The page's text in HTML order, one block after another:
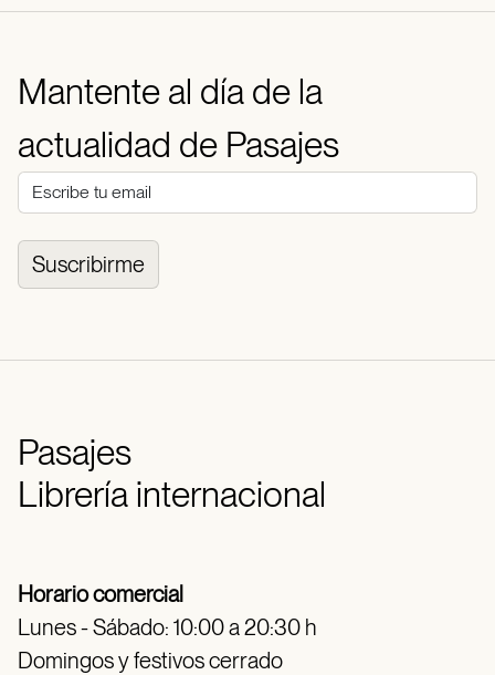
Mantente al día de la
actualidad de Pasajes
Suscribirme
Pasajes
Librería internacional
Horario comercial
Lunes - Sábado: 10:00 a 20:30 h
Domingos y festivos cerrado